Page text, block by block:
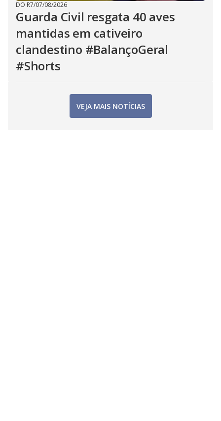
DO R7/07/08/2026
Guarda Civil resgata 40 aves
mantidas em cativeiro
clandestino #BalançoGeral
#Shorts
VEJA MAIS NOTÍCIAS